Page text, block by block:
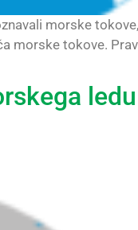
morske
morske tokove.